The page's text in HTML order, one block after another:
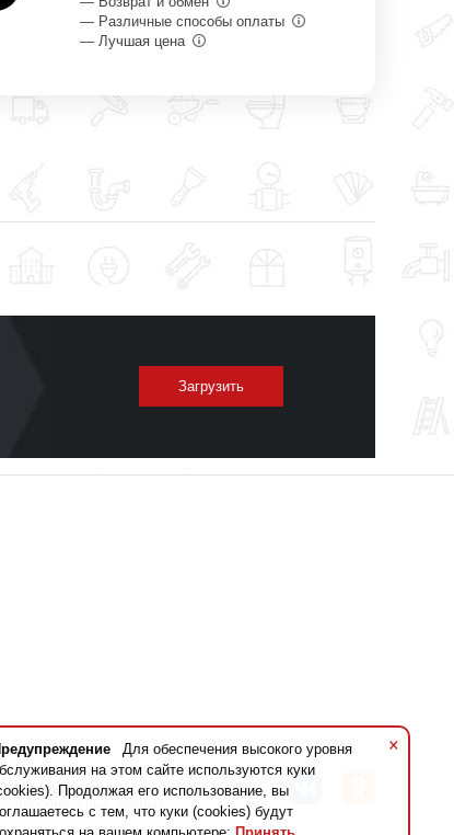
×
Для обеспечения высокого уровня
на этом сайте используются куки
Продолжая его использование, вы
с тем, что куки (cookies) будут
— Различные способы оплаты
— Лучшая цена
Загрузить
вы даетесогласие на
персональных данных